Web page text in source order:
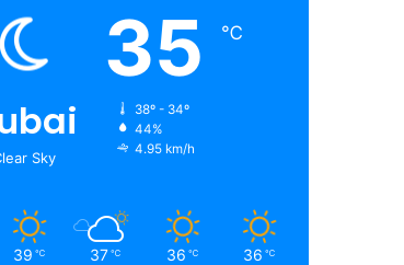
Sky
35 ℃
38º - 34º
44%
4.95 km/h
39 ℃ 37 ℃ 36 ℃ 36 ℃